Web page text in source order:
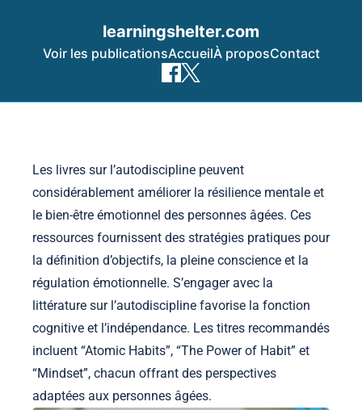
learningshelter.com
Voir les publicationsAccueilÀ proposContact
Les livres sur l’autodiscipline peuvent
considérablement améliorer la résilience mentale et
le bien-être émotionnel des personnes âgées. Ces
ressources fournissent des stratégies pratiques pour
la définition d’objectifs, la pleine conscience et la
régulation émotionnelle. S’engager avec la
littérature sur l’autodiscipline favorise la fonction
cognitive et l’indépendance. Les titres recommandés
incluent “Atomic Habits”, “The Power of Habit” et
“Mindset”, chacun offrant des perspectives
adaptées aux personnes âgées.